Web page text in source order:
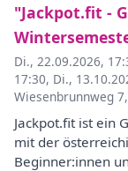
"Jackpot.fit -
Di., 22.09.2026,
17:30, Di.,
Wiesenbrunnweg
Jackpot.fit ist ein
mit der
Beginner:innen